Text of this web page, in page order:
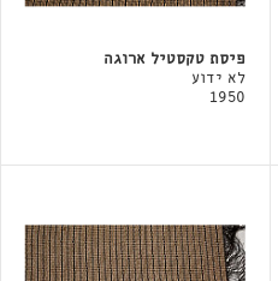
פיסת טקסטיל ארוגה
לא ידוע
1950